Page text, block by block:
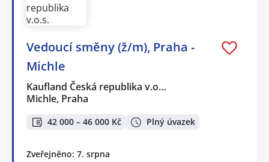
Vedoucí směny (ž/m), Praha -
Michle
Kaufland Česká republika v.o…
Michle, Praha
42 000 – 46 000 Kč Plný úvazek
Zveřejněno: 7. srpna